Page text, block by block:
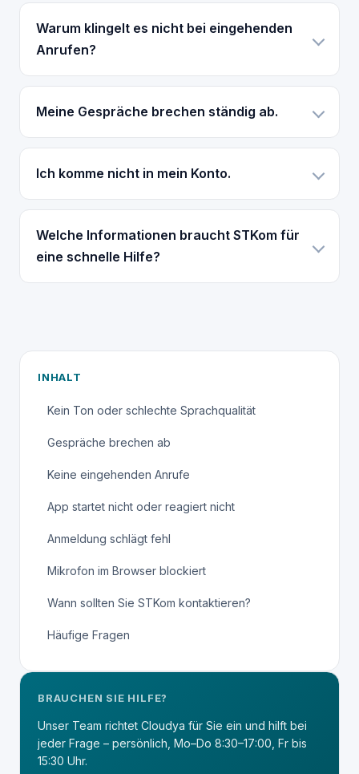
Warum klingelt es nicht bei eingehenden
Anrufen?
Meine Gespräche brechen ständig ab.
Ich komme nicht in mein Konto.
Welche Informationen braucht STKom für
eine schnelle Hilfe?
INHALT
Kein Ton oder schlechte Sprachqualität
Gespräche brechen ab
Keine eingehenden Anrufe
App startet nicht oder reagiert nicht
Anmeldung schlägt fehl
Mikrofon im Browser blockiert
Wann sollten Sie STKom kontaktieren?
Häufige Fragen
BRAUCHEN SIE HILFE?
Unser Team richtet Cloudya für Sie ein und hilft bei
jeder Frage – persönlich, Mo–Do 8:30–17:00, Fr bis
15:30 Uhr.